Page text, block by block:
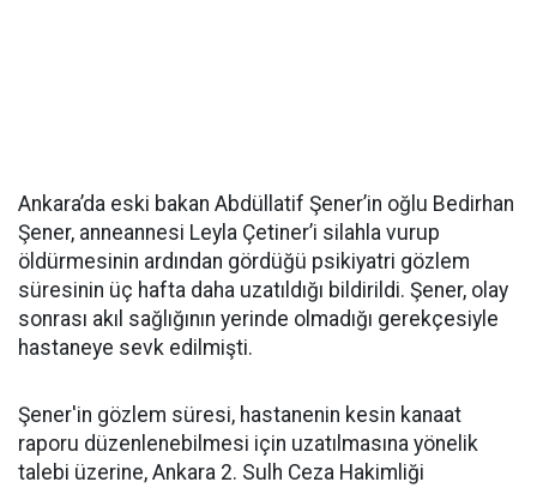
Ankara’da eski bakan Abdüllatif Şener’in oğlu Bedirhan
Şener, anneannesi Leyla Çetiner’i silahla vurup
öldürmesinin ardından gördüğü psikiyatri gözlem
süresinin üç hafta daha uzatıldığı bildirildi. Şener, olay
sonrası akıl sağlığının yerinde olmadığı gerekçesiyle
hastaneye sevk edilmişti.
Şener'in gözlem süresi, hastanenin kesin kanaat
raporu düzenlenebilmesi için uzatılmasına yönelik
talebi üzerine, Ankara 2. Sulh Ceza Hakimliği